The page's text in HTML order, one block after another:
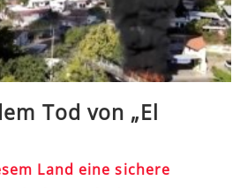
Tod von „El
Land eine sichere